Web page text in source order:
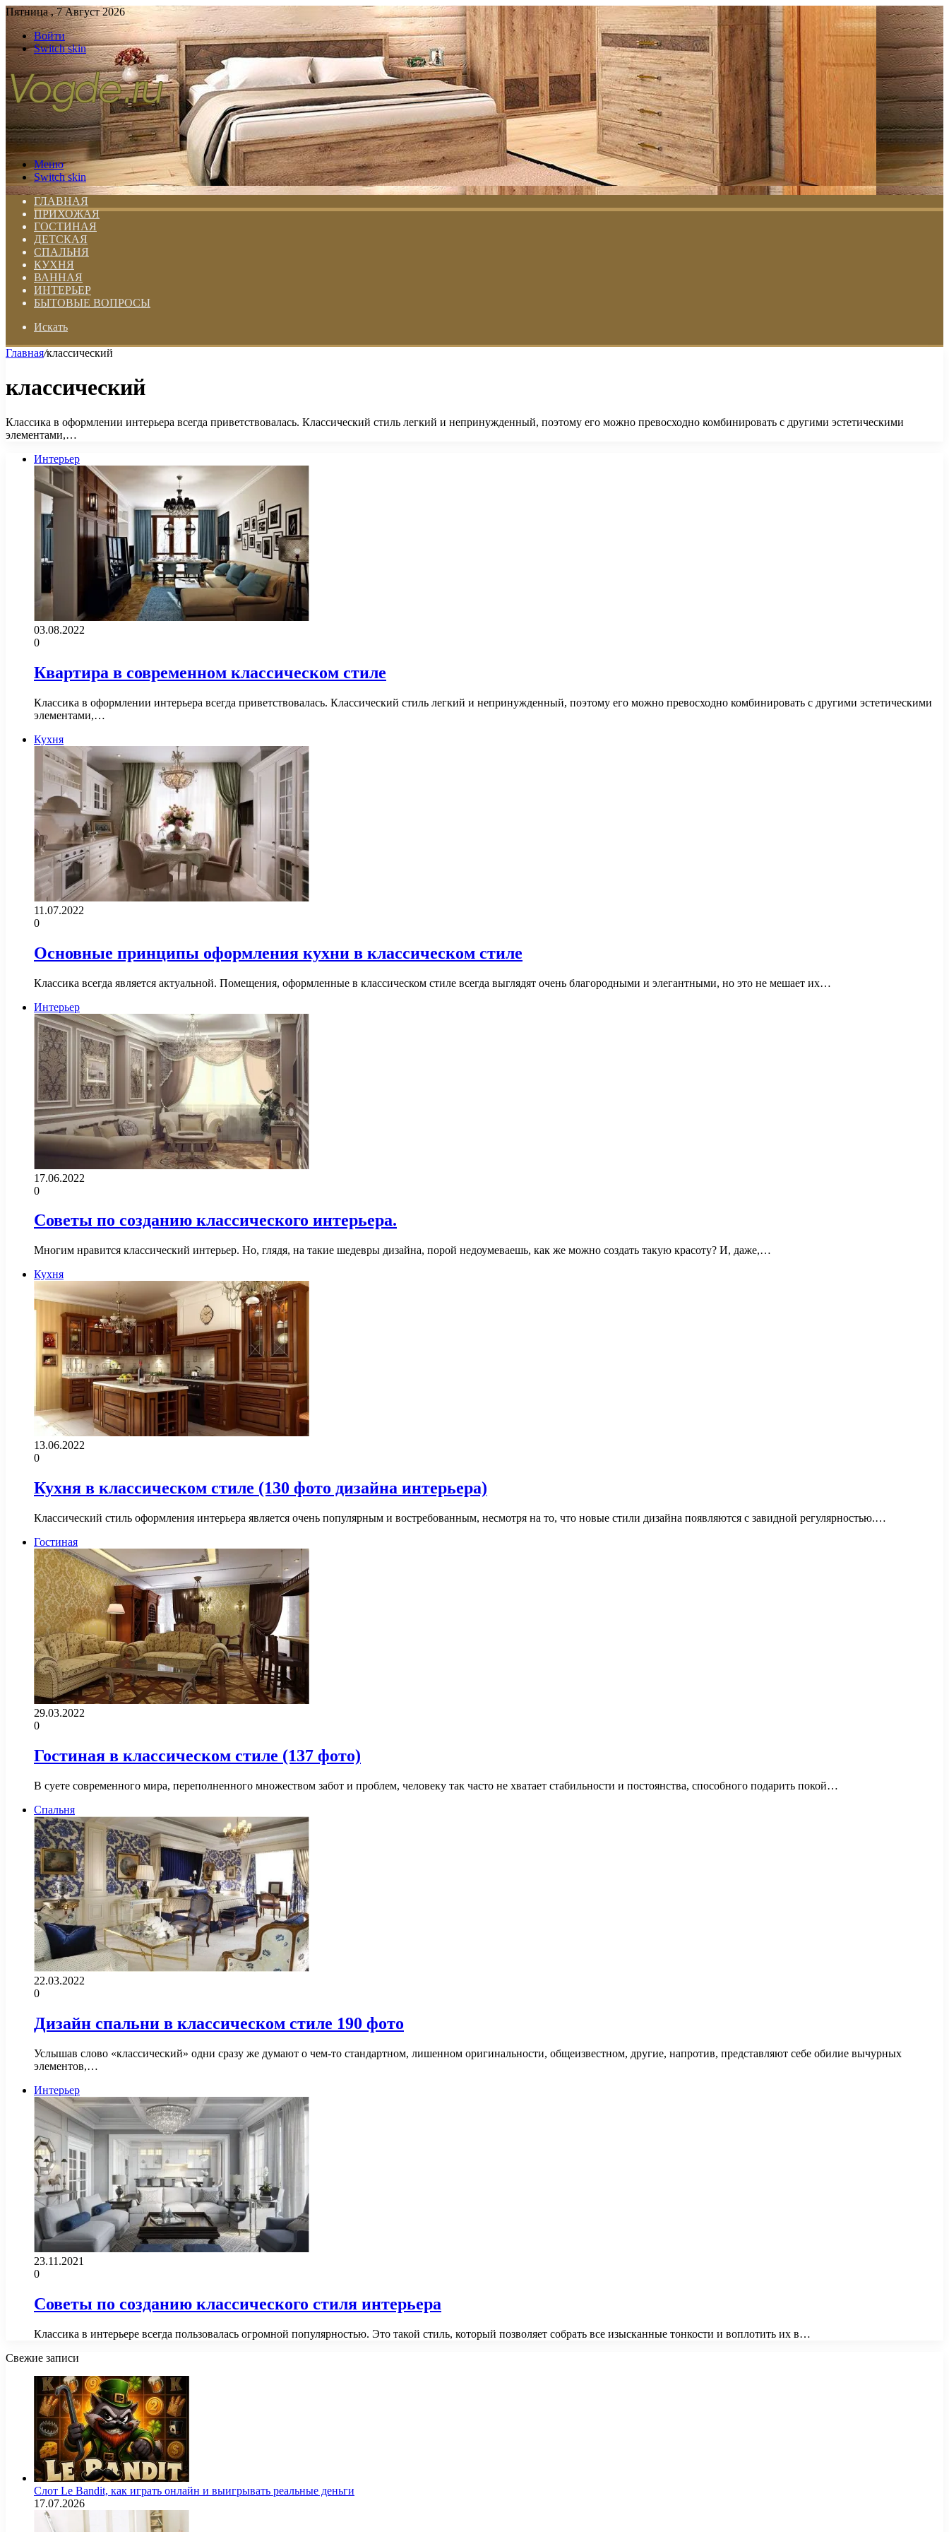
Пятница , 7 Август 2026
Войти
Switch skin
Меню
Switch skin
ГЛАВНАЯ
ПРИХОЖАЯ
ГОСТИНАЯ
ДЕТСКАЯ
СПАЛЬНЯ
КУХНЯ
ВАННАЯ
ИНТЕРЬЕР
БЫТОВЫЕ ВОПРОСЫ
Искать
Главная/классический
классический
Классика в оформлении интерьера всегда приветствовалась. Классический стиль легкий и непринужденный, поэтому его можно превосходно комбинировать с другими эстетическими
элементами,…
Интерьер
03.08.2022
0
Квартира в современном классическом стиле
Классика в оформлении интерьера всегда приветствовалась. Классический стиль легкий и непринужденный, поэтому его можно превосходно комбинировать с другими эстетическими
элементами,…
Кухня
11.07.2022
0
Основные принципы оформления кухни в классическом стиле
Классика всегда является актуальной. Помещения, оформленные в классическом стиле всегда выглядят очень благородными и элегантными, но это не мешает их…
Интерьер
17.06.2022
0
Советы по созданию классического интерьера.
Многим нравится классический интерьер. Но, глядя, на такие шедевры дизайна, порой недоумеваешь, как же можно создать такую красоту? И, даже,…
Кухня
13.06.2022
0
Кухня в классическом стиле (130 фото дизайна интерьера)
Классический стиль оформления интерьера является очень популярным и востребованным, несмотря на то, что новые стили дизайна появляются с завидной регулярностью.…
Гостиная
29.03.2022
0
Гостиная в классическом стиле (137 фото)
В суете современного мира, переполненного множеством забот и проблем, человеку так часто не хватает стабильности и постоянства, способного подарить покой…
Спальня
22.03.2022
0
Дизайн спальни в классическом стиле 190 фото
Услышав слово «классический» одни сразу же думают о чем-то стандартном, лишенном оригинальности, общеизвестном, другие, напротив, представляют себе обилие вычурных
элементов,…
Интерьер
23.11.2021
0
Советы по созданию классического стиля интерьера
Классика в интерьере всегда пользовалась огромной популярностью. Это такой стиль, который позволяет собрать все изысканные тонкости и воплотить их в…
Свежие записи
Слот Le Bandit, как играть онлайн и выигрывать реальные деньги
17.07.2026